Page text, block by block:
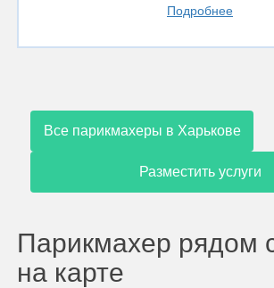
Подробнее
Все парикмахеры в Харькове
Разместить услуги
Парикмахер рядом
на карте